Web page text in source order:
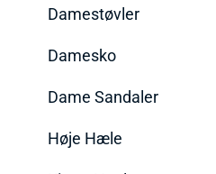
Damestøvler
Damesko
Dame Sandaler
Høje Hæle